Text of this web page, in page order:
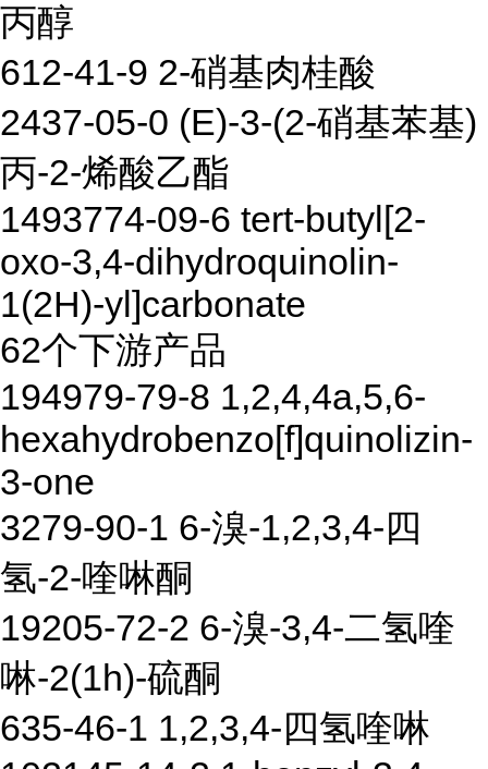
丙醇
612-41-9 2-硝基肉桂酸
2437-05-0 (E)-3-(2-硝基苯基)
丙-2-烯酸乙酯
1493774-09-6 tert-butyl[2-
oxo-3,4-dihydroquinolin-
1(2H)-yl]carbonate
62个下游产品
194979-79-8 1,2,4,4a,5,6-
hexahydrobenzo[f]quinolizin-
3-one
3279-90-1 6-溴-1,2,3,4-四
氢-2-喹啉酮
19205-72-2 6-溴-3,4-二氢喹
啉-2(1h)-硫酮
635-46-1 1,2,3,4-四氢喹啉